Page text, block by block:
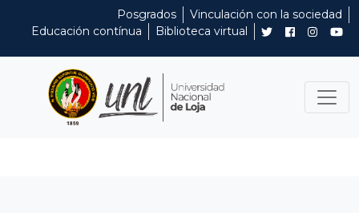
Posgrados
Vinculación con la sociedad
Educación contínua
Biblioteca virtual